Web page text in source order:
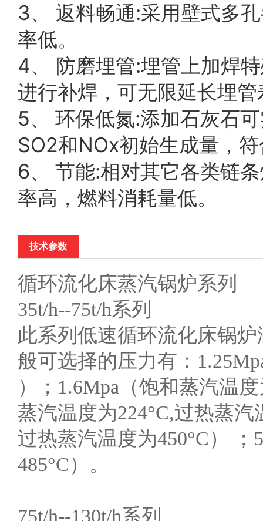
3、 返料畅通:采用壁式多
率低。
4、 防磨埋管:埋管上加焊
进行补焊，可无限延长埋管
5、 环保低氮:添加石灰石
SO2和NOx初始生成量，
6、 节能:相对其它各类链
率高，燃料消耗量低。
技术参数
循环流化床蒸汽锅炉系列
35t/h--75t/h系列
此系列低速循环流化床锅炉
般可选择的压力有：
）；1.6Mpa（饱和蒸汽温
蒸汽温度为224°C,过热蒸汽
过热蒸汽温度为450°C）
485°C）。
75t/h--130t/h系列